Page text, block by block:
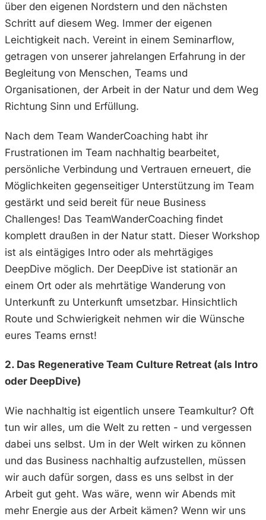
über den eigenen Nordstern und den nächsten
Schritt auf diesem Weg. Immer der eigenen
Leichtigkeit nach. Vereint in einem Seminarflow,
getragen von unserer jahrelangen Erfahrung in der
Begleitung von Menschen, Teams und
Organisationen, der Arbeit in der Natur und dem Weg
Richtung Sinn und Erfüllung.
Nach dem Team WanderCoaching habt ihr
Frustrationen im Team nachhaltig bearbeitet,
persönliche Verbindung und Vertrauen erneuert, die
Möglichkeiten gegenseitiger Unterstützung im Team
gestärkt und seid bereit für neue Business
Challenges! Das TeamWanderCoaching findet
komplett draußen in der Natur statt. Dieser Workshop
ist als eintägiges Intro oder als mehrtägiges
DeepDive möglich. Der DeepDive ist stationär an
einem Ort oder als mehrtätige Wanderung von
Unterkunft zu Unterkunft umsetzbar. Hinsichtlich
Route und Schwierigkeit nehmen wir die Wünsche
eures Teams ernst!
2. Das Regenerative Team Culture Retreat (als Intro
oder DeepDive)
Wie nachhaltig ist eigentlich unsere Teamkultur? Oft
tun wir alles, um die Welt zu retten - und vergessen
dabei uns selbst. Um in der Welt wirken zu können
und das Business nachhaltig aufzustellen, müssen
wir auch dafür sorgen, dass es uns selbst in der
Arbeit gut geht. Was wäre, wenn wir Abends mit
mehr Energie aus der Arbeit kämen? Wenn wir uns